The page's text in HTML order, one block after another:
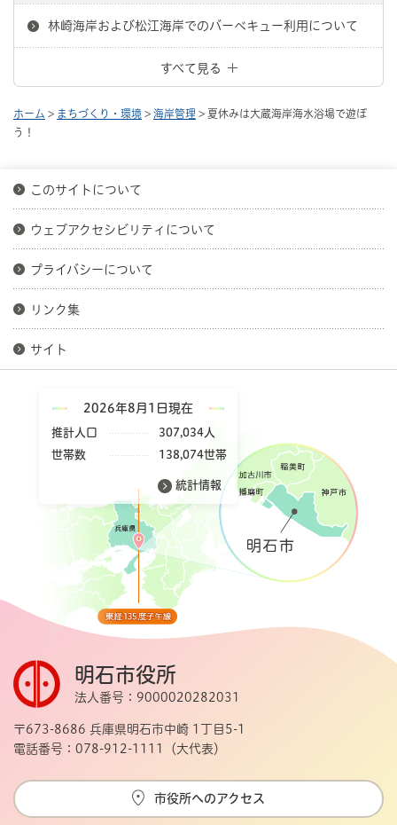
林崎海岸および松江海岸でのバーベキュー利用について
すべて見る
ホーム > まちづくり・環境 > 海岸管理 > 夏休みは大蔵海岸海水浴場で遊ぼ
う！
このサイトについて
ウェブアクセシビリティについて
プライバシーについて
リンク集
サイト
2026年8月1日現在
推計人口
307,034人
世帯数
138,074世帯
統計情報
明石市役所
法人番号：9000020282031
〒673-8686 兵庫県明石市中崎 1丁目5-1
電話番号：078-912-1111（大代表）
市役所へのアクセス